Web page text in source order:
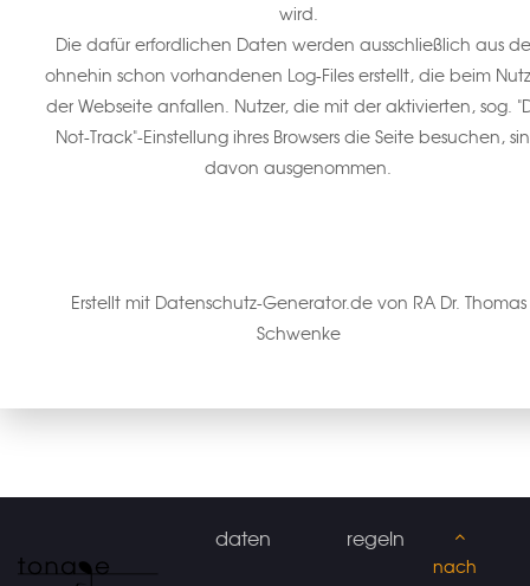
wird.
Die dafür erfordlichen Daten werden ausschließlich aus
ohnehin schon vorhandenen Log-Files erstellt, die beim
der Webseite anfallen. Nutzer, die mit der aktivierten, sog.
Not-Track"-Einstellung ihres Browsers die Seite besuchen,
davon ausgenommen.
Erstellt mit Datenschutz-Generator.de von RA Dr. Thomas
Schwenke
daten regeln
nach